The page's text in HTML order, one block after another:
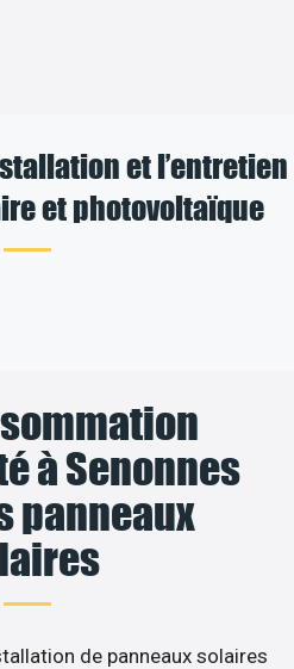
et l’entretien
et photovoltaïque
à Senonnes
panneaux
de panneaux solaires